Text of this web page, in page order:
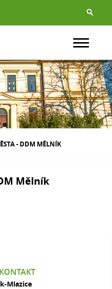
- DDM MĚLNÍK
Mělník
Mlazice